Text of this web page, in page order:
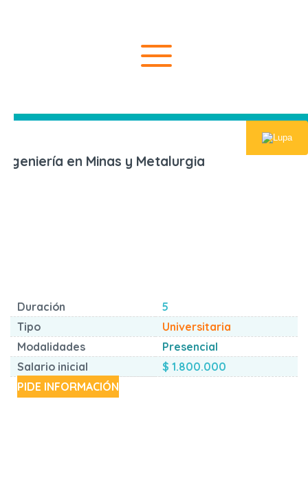
Inicio Carreras
Ingeniería en Minas y Metalurgia
Duración
5
Tipo
Universitaria
Modalidades
Presencial
Salario inicial
$ 1.800.000
PIDE INFORMACIÓN